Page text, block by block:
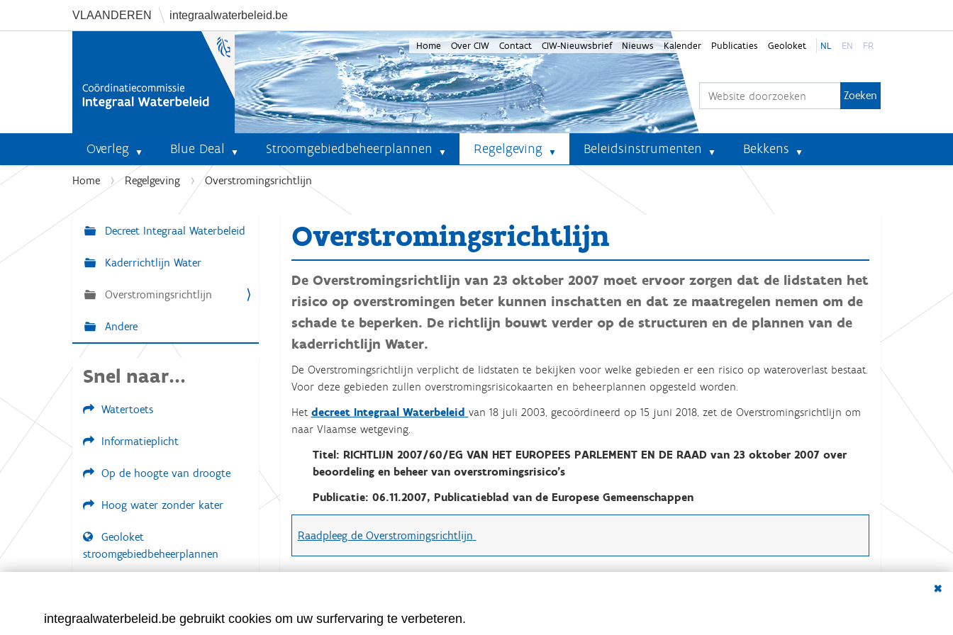
VLAANDEREN integraalwaterbeleid.be
Home Over CIW Contact CIW-Nieuwsbrief Nieuws Kalender Publicaties Geoloket NL EN FR
Overleg Blue Deal Stroomgebiedbeheerplannen Regelgeving Beleidsinstrumenten Bekkens
U
e
Home Regelgeving Overstromingsrichtlijn
Overstromingsrichtlijn
De Overstromingsrichtlijn van 23 oktober 2007 moet ervoor zorgen dat de lidstaten het
risico op overstromingen beter kunnen inschatten en dat ze maatregelen nemen om de
schade te beperken. De richtlijn bouwt verder op de structuren en de plannen van de
kaderrichtlijn Water.
De Overstromingsrichtlijn verplicht de lidstaten te bekijken voor welke gebieden er een risico op wateroverlast bestaat.
Voor deze gebieden zullen overstromingsrisicokaarten en beheerplannen opgesteld worden.
Het decreet Integraal Waterbeleid van 18 juli 2003, gecoördineerd op 15 juni 2018, zet de Overstromingsrichtlijn om
naar Vlaamse wetgeving.
Titel: RICHTLIJN 2007/60/EG VAN HET EUROPEES PARLEMENT EN DE RAAD van 23 oktober 2007 over
beoordeling en beheer van overstromingsrisico's
Publicatie: 06.11.2007, Publicatieblad van de Europese Gemeenschappen
Raadpleeg de Overstromingsrichtlijn
N
a
i
g
a
i
e
Decreet Integraal Waterbeleid
Kaderrichtlijn Water
Overstromingsrichtlijn
Andere
Snel naar...
Watertoets
Informatieplicht
Op de hoogte van droogte
Hoog water zonder kater
Geoloket
stroomgebiedbeheerplannen
integraalwaterbeleid.be gebruikt cookies om uw surfervaring te verbeteren.